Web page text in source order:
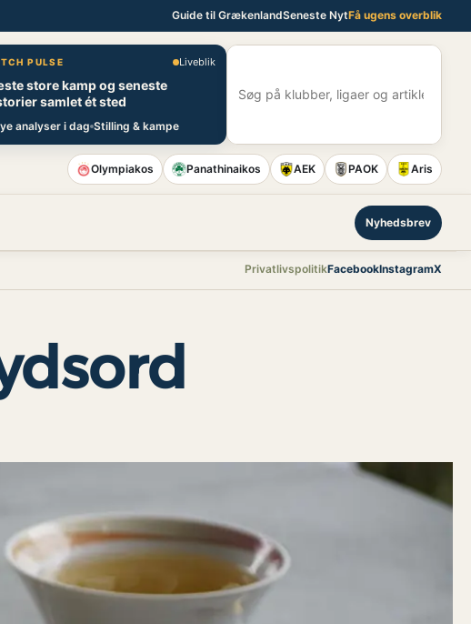
Guide til GrækenlandSeneste NytFå ugens overblik
PULSE Liveblik
store kamp og seneste
samlet ét sted
analyser i dag Stilling & kampe
Olympiakos Panathinaikos AEK PAOK Aris
Nyhedsbrev
PrivatlivspolitikFacebookInstagramX